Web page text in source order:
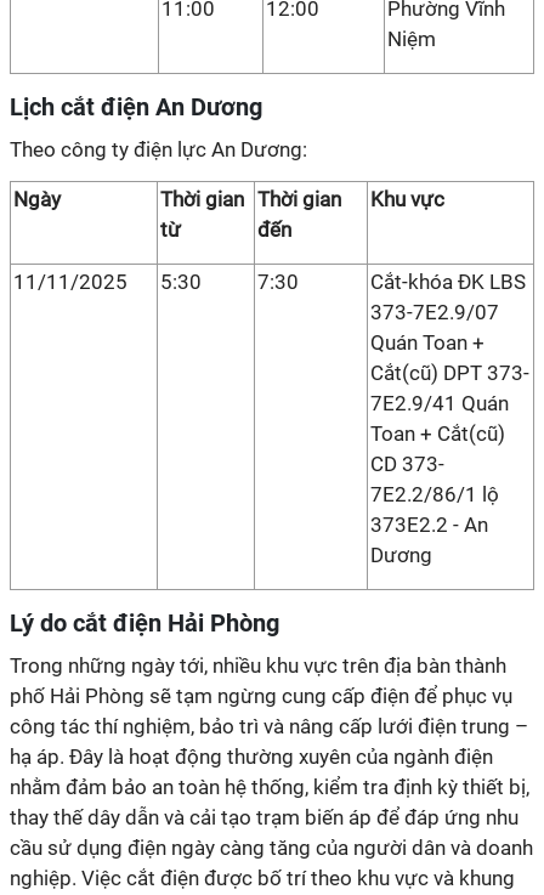
11:00 12:00
Phường Vĩnh
Niệm
Lịch cắt điện An Dương
Theo công ty điện lực An Dương:
Ngày
Thời gian
từ
Thời gian
đến
Khu vực
11/11/2025 5:30 7:30
Cắt-khóa ĐK LBS
373-7E2.9/07
Quán Toan +
Cắt(cũ) DPT 373-
7E2.9/41 Quán
Toan + Cắt(cũ)
CD 373-
7E2.2/86/1 lộ
373E2.2 - An
Dương
Lý do cắt điện Hải Phòng
Trong những ngày tới, nhiều khu vực trên địa bàn thành
phố Hải Phòng sẽ tạm ngừng cung cấp điện để phục vụ
công tác thí nghiệm, bảo trì và nâng cấp lưới điện trung –
hạ áp. Đây là hoạt động thường xuyên của ngành điện
nhằm đảm bảo an toàn hệ thống, kiểm tra định kỳ thiết bị,
thay thế dây dẫn và cải tạo trạm biến áp để đáp ứng nhu
cầu sử dụng điện ngày càng tăng của người dân và doanh
nghiệp. Việc cắt điện được bố trí theo khu vực và khung